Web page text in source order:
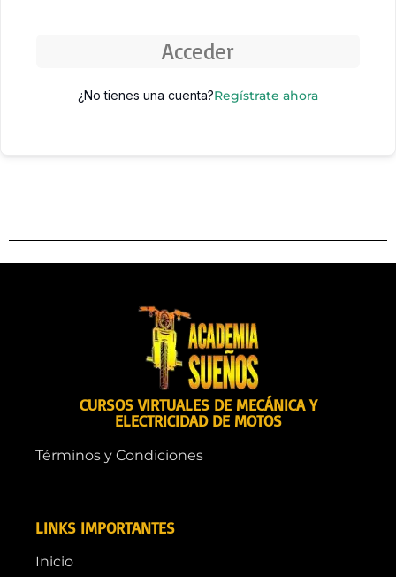
Acceder
¿No tienes una cuenta?Regístrate ahora
CURSOS VIRTUALES DE MECÁNICA Y
ELECTRICIDAD DE MOTOS
Términos y Condiciones
LINKS IMPORTANTES
Inicio